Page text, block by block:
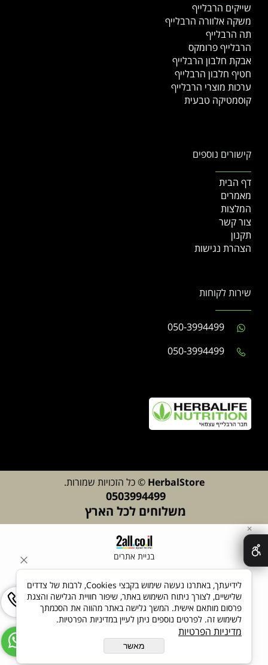
שייקים הרבלייף
משקה אלוורה הרבלייף
תה הרבלייף
הרבלייף פרומקס
אבקת חלבון הרבלייף
חטיף חלבון הרבלייף
ערכות מוצרי הרבלייף
קוסמטיקה טבעית
קישורים נוספים
דף הבית
מאמרים
המלצות
צור קשר
תקנון
הצהרת נגישות
שירות לקוחות
HerbalStore © כל הזכויות שמורות.
0503994499
משלוחים לכל הארץ
בניית אתרים
✕
לידיעתך, באתרנו נעשה שימוש בקבצי Cookies, לרבות של צדדים
שלישיים, לצורך ניתוח השימוש באתר, שיפור חוויית הגלישה והצגת
פרסום מותאם אישית. המשך גלישה באתר מהווה את הסכמתך
לשימוש זה. לפרטים נוספים ניתן לעיין במדיניות הפרטיות.
מדיניות הפרטיות
מאשר